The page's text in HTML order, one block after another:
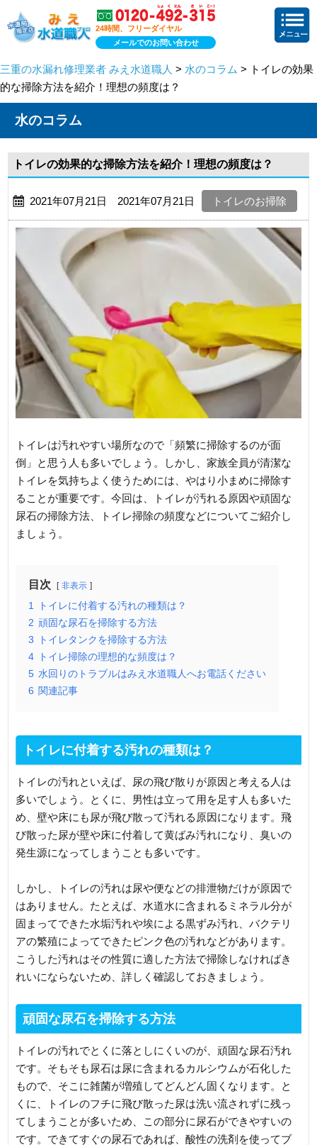
24時間、フリーダイヤル
メールでのお問い合わせ
三重の水漏れ修理業者 みえ水道職人 > 水のコラム > トイレの効果
的な掃除方法を紹介！理想の頻度は？
水のコラム
トイレの効果的な掃除方法を紹介！理想の頻度は？
2021年07月21日 2021年07月21日 トイレのお掃除
トイレは汚れやすい場所なので「頻繁に掃除するのが面
倒」と思う人も多いでしょう。しかし、家族全員が清潔な
トイレを気持ちよく使うためには、やはり小まめに掃除す
ることが重要です。今回は、トイレが汚れる原因や頑固な
尿石の掃除方法、トイレ掃除の頻度などについてご紹介し
ましょう。
目次 非表示
1
トイレに付着する汚れの種類は？
2 頑固な尿石を掃除する方法
3
トイレタンクを掃除する方法
4
トイレ掃除の理想的な頻度は？
5 水回りのトラブルはみえ水道職人へお電話ください
6 関連記事
トイレに付着する汚れの種類は？
トイレの汚れといえば、尿の飛び散りが原因と考える人は
多いでしょう。とくに、男性は立って用を足す人も多いた
め、壁や床にも尿が飛び散って汚れる原因になります。飛
び散った尿が壁や床に付着して黄ばみ汚れになり、臭いの
発生源になってしまうことも多いです。
しかし、トイレの汚れは尿や便などの排泄物だけが原因で
はありません。たとえば、水道水に含まれるミネラル分が
固まってできた水垢汚れや埃による黒ずみ汚れ、バクテリ
アの繁殖によってできたピンク色の汚れなどがあります。
こうした汚れはその性質に適した方法で掃除しなければき
れいにならないため、詳しく確認しておきましょう。
頑固な尿石を掃除する方法
トイレの汚れでとくに落としにくいのが、頑固な尿石汚れ
です。そもそも尿石は尿に含まれるカルシウムが石化した
もので、そこに雑菌が増殖してどんどん固くなります。と
くに、トイレのフチに飛び散った尿は洗い流されずに残っ
てしまうことが多いため、この部分に尿石ができやすいの
です。できてすぐの尿石であれば、酸性の洗剤を使ってブ